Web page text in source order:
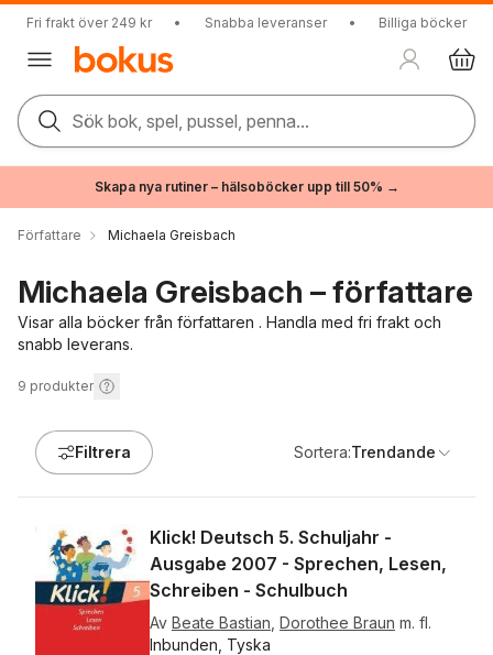
Fri frakt över 249 kr • Snabba leveranser • Billiga böcker
Sök bok, spel, pussel, penna...
Skapa nya rutiner – hälsoböcker upp till 50% →
Författare Michaela Greisbach
Michaela Greisbach – författare
Visar alla böcker från författaren . Handla med fri frakt och
snabb leverans.
9 produkter
Filtrera Sortera:Trendande
Klick! Deutsch 5. Schuljahr -
Ausgabe 2007 - Sprechen, Lesen,
Schreiben - Schulbuch
Av Beate Bastian Dorothee Braun m. fl.
Inbunden, Tyska